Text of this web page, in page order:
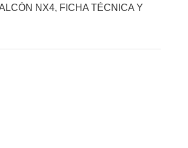
NX4, FICHA TÉCNICA Y